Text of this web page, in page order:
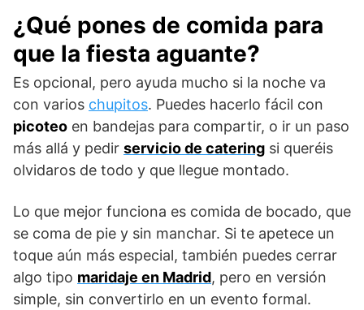
¿Qué pones de comida para
que la fiesta aguante?
Es opcional, pero ayuda mucho si la noche va
con varios chupitos. Puedes hacerlo fácil con
picoteo en bandejas para compartir, o ir un paso
más allá y pedir servicio de catering si queréis
olvidaros de todo y que llegue montado.
Lo que mejor funciona es comida de bocado, que
se coma de pie y sin manchar. Si te apetece un
toque aún más especial, también puedes cerrar
algo tipo maridaje en Madrid, pero en versión
simple, sin convertirlo en un evento formal.